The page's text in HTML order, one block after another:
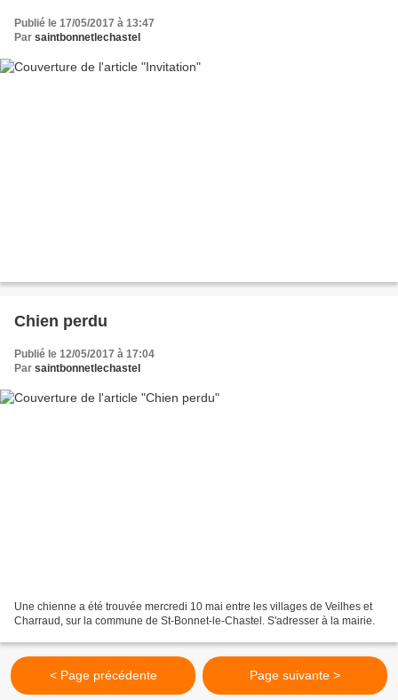
Publié le 17/05/2017 à 13:47
Par saintbonnetlechastel
Chien perdu
Publié le 12/05/2017 à 17:04
Par saintbonnetlechastel
Une chienne a été trouvée mercredi 10 mai entre les villages de Veilhes et
Charraud, sur la commune de St-Bonnet-le-Chastel. S'adresser à la mairie.
< Page précédente Page suivante >